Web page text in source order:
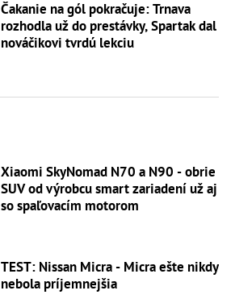
Čakanie na gól pokračuje: Trnava
rozhodla už do prestávky, Spartak dal
nováčikovi tvrdú lekciu
Xiaomi SkyNomad N70 a N90 - obrie
SUV od výrobcu smart zariadení už aj
so spaľovacím motorom
TEST: Nissan Micra - Micra ešte nikdy
nebola príjemnejšia